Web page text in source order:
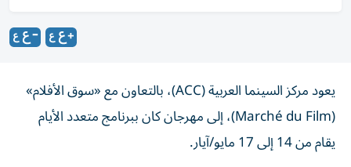
يعود مركز السينما العربية (ACC)، بالتعاون مع «سوق الأفلام»
(Marché du Film)، إلى مهرجان كان ببرنامج متعدد الأيام
يقام من 14 إلى 17 مايو/آيار.